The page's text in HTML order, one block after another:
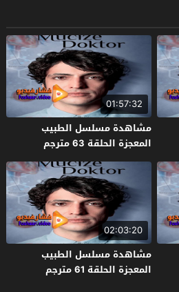
01:57:32
مشاهدة مسلسل الطبيب
المعجزة الحلقة 63 مترجم
02:03:20
مشاهدة مسلسل الطبيب
المعجزة الحلقة 61 مترجم